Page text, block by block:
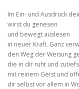
Im Ein- und Ausdruck
wirst du genesen
und bewegt auslesen
in neuer Kraft. Ganz
den Weg der Weisung
die in dir ruht und
mit reinem Geist und
dir selbst vor allem in